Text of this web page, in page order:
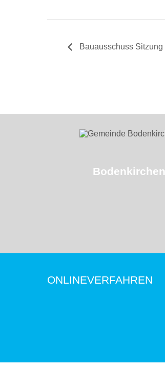
Bauausschuss Sitzung
Bodenkirchen
ONLINEVERFAHREN